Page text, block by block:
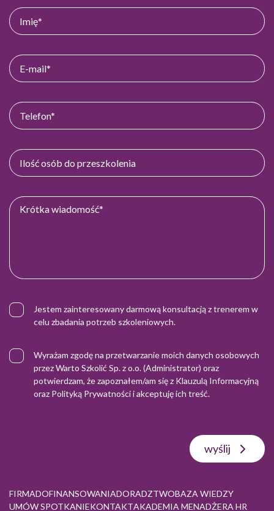
Jestem zainteresowany darmową konsultacją z trenerem w
celu zbadania potrzeb szkoleniowych.
Wyrażam zgodę na przetwarzanie moich danych osobowych
przez Warto Szkolić Sp. z o.o. (Administrator) oraz
potwierdzam, że zapoznałem/am się z Klauzulą Informacyjną
oraz Polityką Prywatnościi akceptuję ich treść.
wyślij
FIRMADOFINANSOWANIADORADZTWOBAZA WIEDZY
UMÓW SPOTKANIEKONTAKTAKADEMIA MENADŻERA HR